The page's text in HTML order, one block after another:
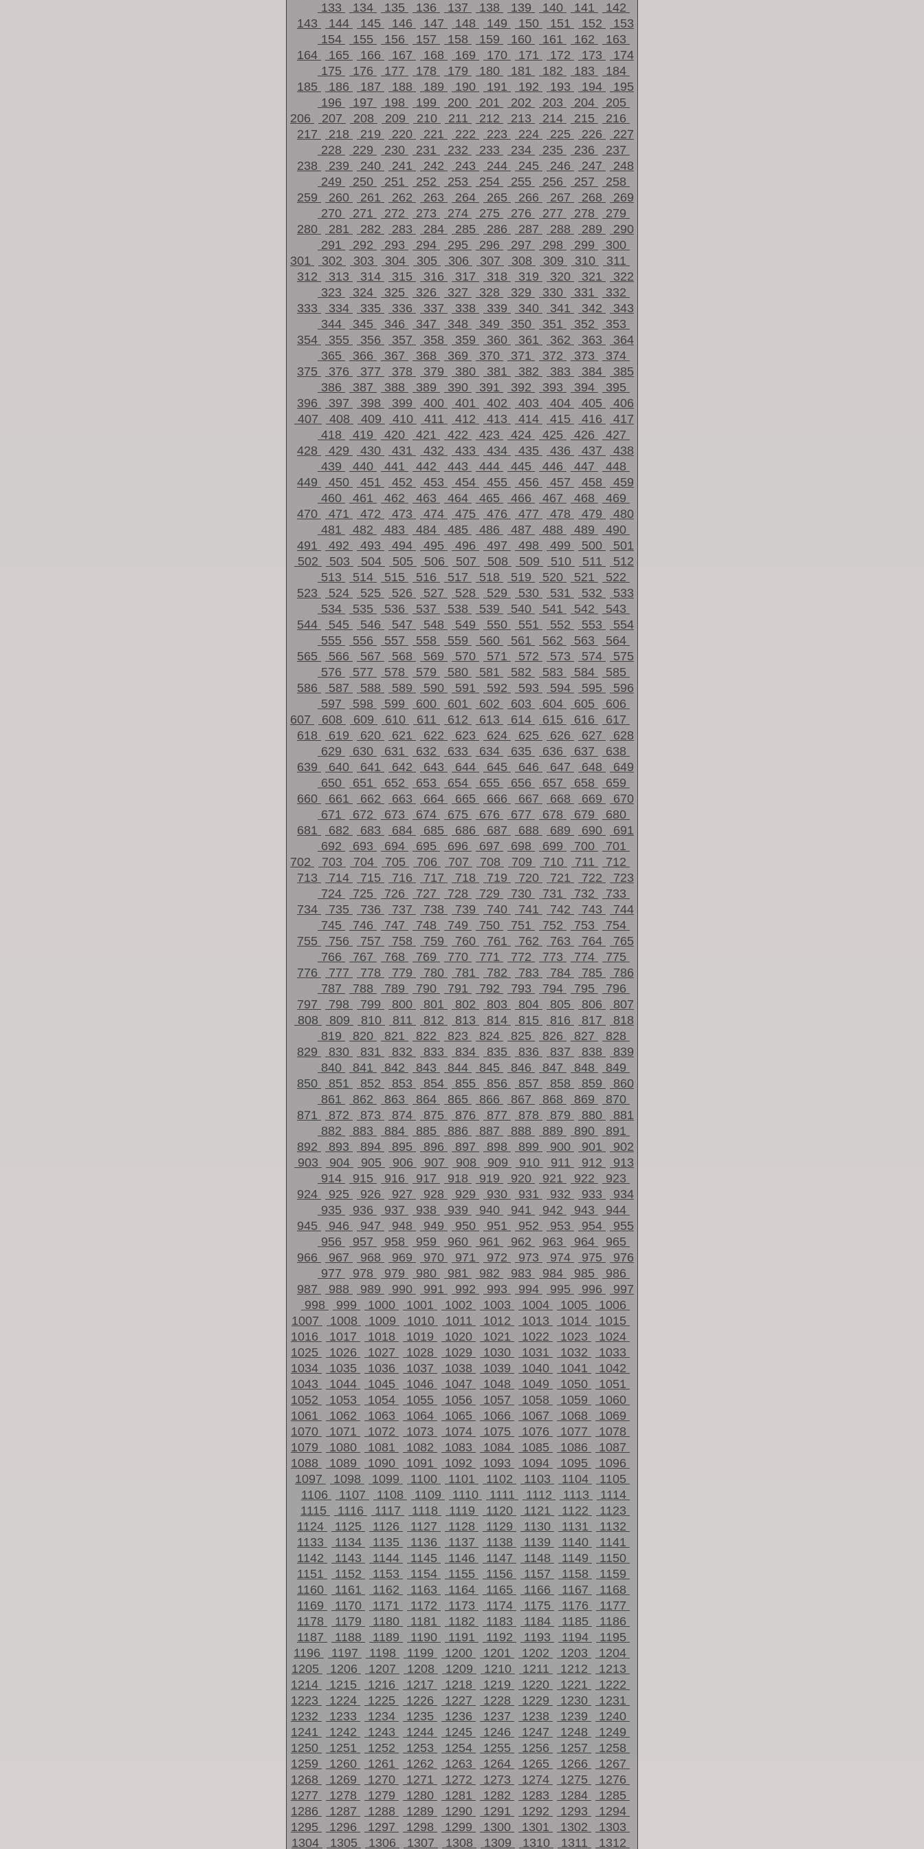
133
134 135 136 137 138 139 140 141
142
143
144 145 146 147 148 149 150 151 152
153
154
155 156 157 158 159 160 161 162
163
164
165 166 167 168 169 170 171 172 173
174
175
176 177 178 179 180 181 182 183
184
185
186 187 188 189 190 191 192 193 194
195
196
197 198 199 200 201 202 203 204
205
206
207 208 209 210 211 212 213 214 215
216
217
218 219 220 221 222 223 224 225 226
227
228
229 230 231 232 233 234 235 236
237
238
239 240 241 242 243 244 245 246 247
248
249
250 251 252 253 254 255 256 257
258
259
260 261 262 263 264 265 266 267 268
269
270
271 272 273 274 275 276 277 278
279
280
281 282 283 284 285 286 287 288 289
290
291
292 293 294 295 296 297 298 299
300
301
302 303 304 305 306 307 308 309 310
311
312
313 314 315 316 317 318 319 320 321
322
323
324 325 326 327 328 329 330 331
332
333
334 335 336 337 338 339 340 341 342
343
344
345 346 347 348 349 350 351 352
353
354
355 356 357 358 359 360 361 362 363
364
365
366 367 368 369 370 371 372 373
374
375
376 377 378 379 380 381 382 383 384
385
386
387 388 389 390 391 392 393 394
395
396
397 398 399 400 401 402 403 404 405
406
407
408 409 410 411 412 413 414 415 416
417
418
419 420 421 422 423 424 425 426
427
428
429 430 431 432 433 434 435 436 437
438
439
440 441 442 443 444 445 446 447
448
449
450 451 452 453 454 455 456 457 458
459
460
461 462 463 464 465 466 467 468
469
470
471 472 473 474 475 476 477 478 479
480
481
482 483 484 485 486 487 488 489
490
491
492 493 494 495 496 497 498 499 500
501
502
503 504 505 506 507 508 509 510 511
512
513
514 515 516 517 518 519 520 521
522
523
524 525 526 527 528 529 530 531 532
533
534
535 536 537 538 539 540 541 542
543
544
545 546 547 548 549 550 551 552 553
554
555
556 557 558 559 560 561 562 563
564
565
566 567 568 569 570 571 572 573 574
575
576
577 578 579 580 581 582 583 584
585
586
587 588 589 590 591 592 593 594 595
596
597
598 599 600 601 602 603 604 605
606
607
608 609 610 611 612 613 614 615 616
617
618
619 620 621 622 623 624 625 626 627
628
629
630 631 632 633 634 635 636 637
638
639
640 641 642 643 644 645 646 647 648
649
650
651 652 653 654 655 656 657 658
659
660
661 662 663 664 665 666 667 668 669
670
671
672 673 674 675 676 677 678 679
680
681
682 683 684 685 686 687 688 689 690
691
692
693 694 695 696 697 698 699 700
701
702
703 704 705 706 707 708 709 710 711
712
713
714 715 716 717 718 719 720 721 722
723
724
725 726 727 728 729 730 731 732
733
734
735 736 737 738 739 740 741 742 743
744
745
746 747 748 749 750 751 752 753
754
755
756 757 758 759 760 761 762 763 764
765
766
767 768 769 770 771 772 773 774
775
776
777 778 779 780 781 782 783 784 785
786
787
788 789 790 791 792 793 794 795
796
797
798 799 800 801 802 803 804 805 806
807
808
809 810 811 812 813 814 815 816 817
818
819
820 821 822 823 824 825 826 827
828
829
830 831 832 833 834 835 836 837 838
839
840
841 842 843 844 845 846 847 848
849
850
851 852 853 854 855 856 857 858 859
860
861
862 863 864 865 866 867 868 869
870
871
872 873 874 875 876 877 878 879 880
881
882
883 884 885 886 887 888 889 890
891
892
893 894 895 896 897 898 899 900 901
902
903
904 905 906 907 908 909 910 911 912
913
914
915 916 917 918 919 920 921 922
923
924
925 926 927 928 929 930 931 932 933
934
935
936 937 938 939 940 941 942 943
944
945
946 947 948 949 950 951 952 953 954
955
956
957 958 959 960 961 962 963 964
965
966
967 968 969 970 971 972 973 974 975
976
977
978 979 980 981 982 983 984 985
986
987
988 989 990 991 992 993 994 995 996
997
998
999 1000 1001 1002 1003 1004 1005
1006
1007
1008 1009 1010 1011 1012 1013 1014
1015
1016
1017 1018 1019 1020 1021 1022 1023
1024
1025
1026 1027 1028 1029 1030 1031 1032
1033
1034
1035 1036 1037 1038 1039 1040 1041
1042
1043
1044 1045 1046 1047 1048 1049 1050
1051
1052
1053 1054 1055 1056 1057 1058 1059
1060
1061
1062 1063 1064 1065 1066 1067 1068
1069
1070
1071 1072 1073 1074 1075 1076 1077
1078
1079
1080 1081 1082 1083 1084 1085 1086
1087
1088
1089 1090 1091 1092 1093 1094 1095
1096
1097
1098 1099 1100 1101 1102 1103 1104
1105
1106
1107 1108 1109 1110 1111 1112 1113
1114
1115
1116 1117 1118 1119 1120 1121 1122
1123
1124
1125 1126 1127 1128 1129 1130 1131
1132
1133
1134 1135 1136 1137 1138 1139 1140
1141
1142
1143 1144 1145 1146 1147 1148 1149
1150
1151
1152 1153 1154 1155 1156 1157 1158
1159
1160
1161 1162 1163 1164 1165 1166 1167
1168
1169
1170 1171 1172 1173 1174 1175 1176
1177
1178
1179 1180 1181 1182 1183 1184 1185
1186
1187
1188 1189 1190 1191 1192 1193 1194
1195
1196
1197 1198 1199 1200 1201 1202 1203
1204
1205
1206 1207 1208 1209 1210 1211 1212
1213
1214
1215 1216 1217 1218 1219 1220 1221
1222
1223
1224 1225 1226 1227 1228 1229 1230
1231
1232
1233 1234 1235 1236 1237 1238 1239
1240
1241
1242 1243 1244 1245 1246 1247 1248
1249
1250
1251 1252 1253 1254 1255 1256 1257
1258
1259
1260 1261 1262 1263 1264 1265 1266
1267
1268
1269 1270 1271 1272 1273 1274 1275
1276
1277
1278 1279 1280 1281 1282 1283 1284
1285
1286
1287 1288 1289 1290 1291 1292 1293
1294
1295
1296 1297 1298 1299 1300 1301 1302
1303
1304
1305 1306 1307 1308 1309 1310 1311 1312